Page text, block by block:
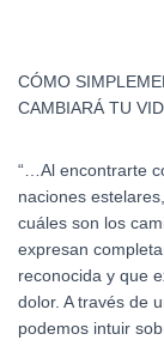
CÓMO
CAMBIARÁ TU
“…Al encontrarte
naciones
cuáles son los
expresan
reconocida y que
dolor. A través de
podemos intuir